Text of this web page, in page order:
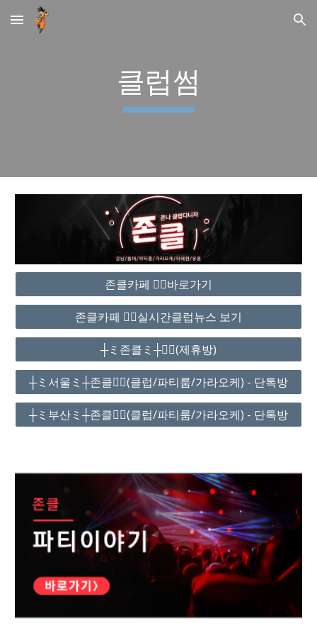
Skip to main content Skip to navigation
클럽썸
존클카페 ❤️‍🔥바로가기
존클카페 ❤️‍🔥실시간클럽뉴스 보기
┼ミ존클ミ┼❤️‍🔥(제휴방)
┼ミ서울ミ┼존클❤️‍🔥(클럽/파티룸/가라오케) - 단톡방
┼ミ부산ミ┼존클❤️‍🔥(클럽/파티룸/가라오케) - 단톡방